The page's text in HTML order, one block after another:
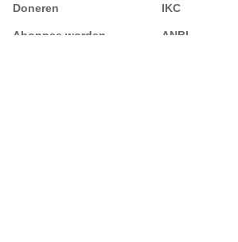
Doneren IKC
Abonnee worden ANBI